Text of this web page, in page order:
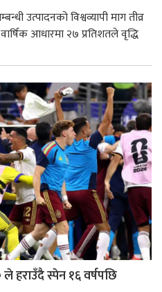
उत्पादनको विश्वव्यापी माग तीव्र
आधारमा २७ प्रतिशतले वृद्धि
हराउँदै स्पेन १६ वर्षपछि